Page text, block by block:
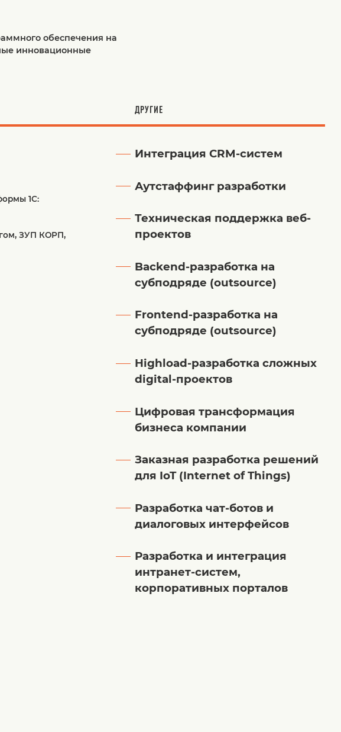
обеспечения на
инновационные
ДРУГИЕ
1С:
ЗУП КОРП,
Интеграция CRM-систем
Аутстаффинг разработки
Техническая поддержка веб-
проектов
Backend-разработка на
субподряде (outsource)
Frontend-разработка на
субподряде (outsource)
Highload-разработка сложных
digital-проектов
Цифровая трансформация
бизнеса компании
Заказная разработка решений
для IoT (Internet of Things)
Разработка чат-ботов и
диалоговых интерфейсов
Разработка и интеграция
интранет-систем,
корпоративных порталов